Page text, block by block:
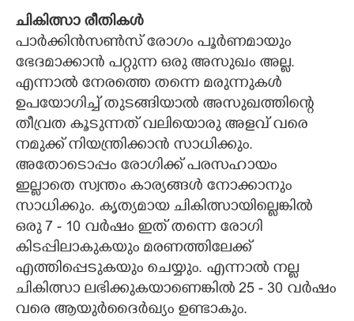
ചികിത്സാ രീതികള്‍
പാര്‍ക്കിന്‍സണ്‍സ് രോഗം പൂര്‍ണമായും
ഭേദമാക്കാന്‍ പറ്റുന്ന ഒരു അസുഖം അല്ല.
എന്നാല്‍ നേരത്തെ തന്നെ മരുന്നുകള്‍
ഉപയോഗിച്ച് തുടങ്ങിയാല്‍ അസുഖത്തിന്റെ
തീവ്രത കൂടുന്നത് വലിയൊരു അളവ് വരെ
നമുക്ക് നിയന്ത്രിക്കാന്‍ സാധിക്കും.
അതോടൊപ്പം രോഗിക്ക് പരസഹായം
ഇല്ലാതെ സ്വന്തം കാര്യങ്ങള്‍ നോക്കാനും
സാധിക്കും. കൃത്യമായ ചികിത്സായില്ലെങ്കില്‍
ഒരു 7 - 10 വര്‍ഷം ഇത് തന്നെ രോഗി
കിടപ്പിലാകുകയും മരണത്തിലേക്ക്
എത്തിപ്പെടുകയും ചെയ്യും. എന്നാല്‍ നല്ല
ചികിത്സാ ലഭിക്കുകയാണെങ്കില്‍ 25 - 30 വര്‍ഷം
വരെ ആയുര്‍ദൈര്‍ഖ്യം ഉണ്ടാകും.